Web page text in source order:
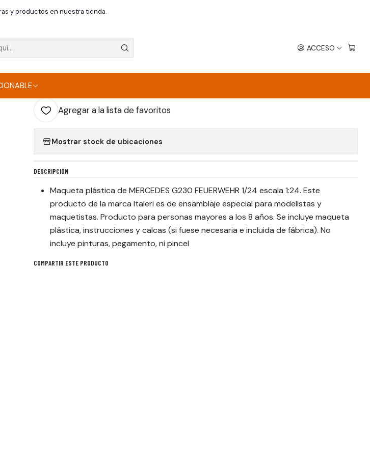
ACCESO
y productos en nuestra tienda.
MERCEDES G230 FEUERWEHR
MERCEDES G230 FEUERWEHR
Cantidad
Agregar a la lista de favoritos
Mostrar stock de ubicaciones
DESCRIPCIÓN
Maqueta plástica de MERCEDES G230 FEUERWEHR 1/24 escala 1:24. Este
producto de la marca Italeri es de ensamblaje especial para modelistas y
maquetistas. Producto para personas mayores a los 8 años. Se incluye maqueta
plástica, instrucciones y calcas (si fuese necesaria e incluida de fábrica). No
incluye pinturas, pegamento, ni pincel
COMPARTIR ESTE PRODUCTO